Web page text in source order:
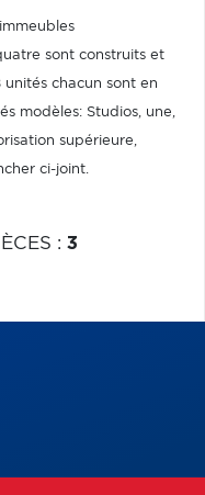
sont construits et
chacun sont en
modèles: Studios, une,
supérieure,
ci-joint.
: 3